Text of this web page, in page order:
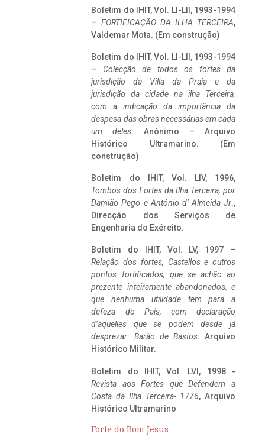
Boletim do IHIT, Vol. LI-LII, 1993-1994
– FORTIFICAÇÃO DA ILHA TERCEIRA,
Valdemar Mota. (Em construção)
Boletim do IHIT, Vol. LI-LII, 1993-1994
– Colecção de todos os fortes da
jurisdição da Villa da Praia e da
jurisdição da cidade na ilha Terceira,
com a indicação da importância da
despesa das obras necessárias em cada
um deles. Anónimo – Arquivo
Histórico Ultramarino. (Em
construção)
Boletim do IHIT, Vol. LIV, 1996,
Tombos dos Fortes da Ilha Terceira, por
Damião Pego e António d’ Almeida Jr.,
Direcção dos Serviços de
Engenharia do Exército.
Boletim do IHIT, Vol. LV, 1997 –
Relação dos fortes, Castellos e outros
pontos fortificados, que se achão ao
prezente inteiramente abandonados, e
que nenhuma utilidade tem para a
defeza do Pais, com declaração
d’aquelles que se podem desde já
desprezar. Barão de Bastos. Arquivo
Histórico Militar.
Boletim do IHIT, Vol. LVI, 1998 -
Revista aos Fortes que Defendem a
Costa da Ilha Terceira- 1776, Arquivo
Histórico Ultramarino
Forte do Bom Jesus